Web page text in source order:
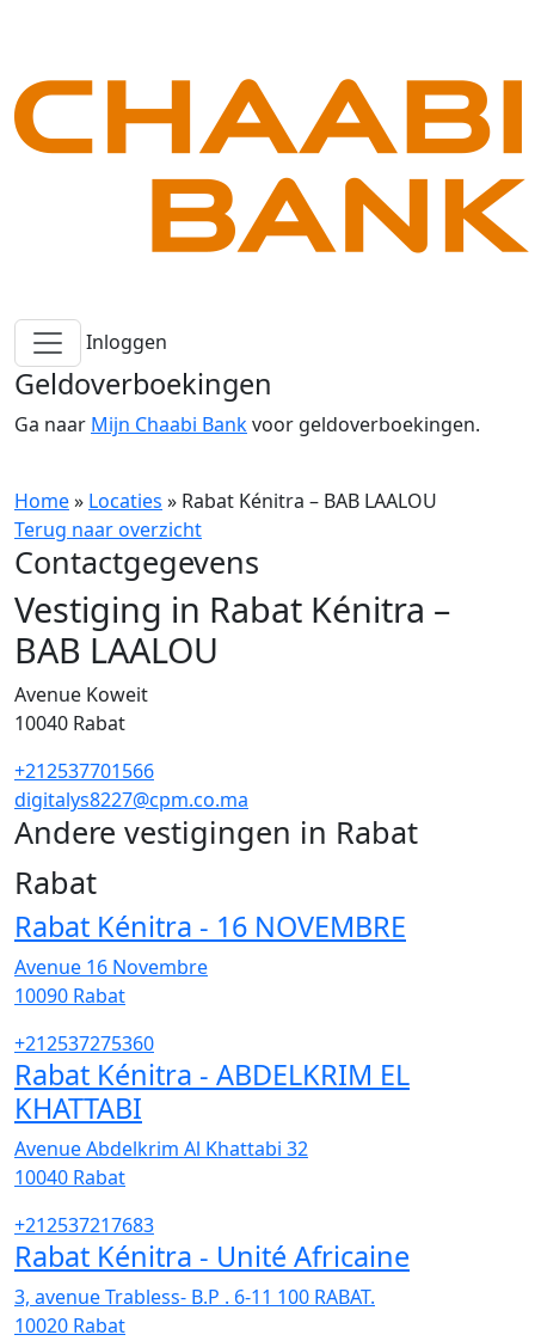
Inloggen
Geldoverboekingen
Ga naar Mijn Chaabi Bankvoor geldoverboekingen.
Home» Locaties » Rabat Kénitra – BAB LAALOU
Terug naar overzicht
Contactgegevens
Vestiging in Rabat Kénitra –
BAB LAALOU
Avenue Koweit
10040 Rabat
+212537701566
digitalys8227@cpm.co.ma
Andere vestigingen in Rabat
Rabat
Rabat Kénitra - 16 NOVEMBRE
Avenue 16 Novembre
10090 Rabat
+212537275360
Rabat Kénitra - ABDELKRIM EL
KHATTABI
Avenue Abdelkrim Al Khattabi 32
10040 Rabat
+212537217683
Rabat Kénitra - Unité Africaine
3, avenue Trabless- B.P . 6-11 100 RABAT.
10020 Rabat